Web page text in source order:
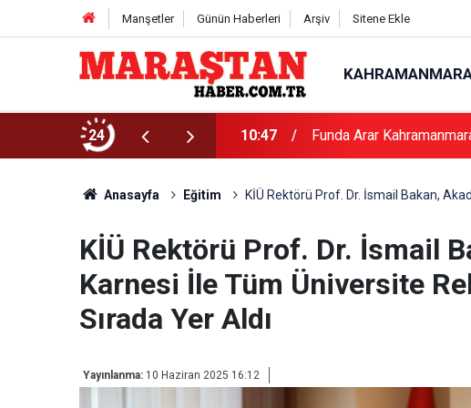
Manşetler Günün Haberleri Arşiv Sitene Ekle
24 10:47 Funda Arar
Anasayfa Eğitim KİÜ Rektörü Prof. Dr. İsmail Bakan,
KİÜ Rektörü Prof. Dr. İsmail
Karnesi İle Tüm Üniversite
Sırada Yer Aldı
Yayınlanma: 10 Haziran 2025 16:12